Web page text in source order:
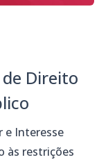
de Direito
e Interesse
às restrições